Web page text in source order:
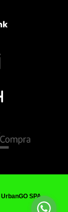
UrbanGO SPA.